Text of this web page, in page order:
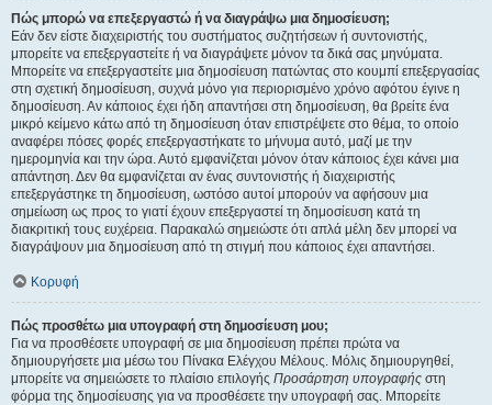
Πώς μπορώ να επεξεργαστώ ή να διαγράψω μια δημοσίευση;
Εάν δεν είστε διαχειριστής του συστήματος συζητήσεων ή συντονιστής,
μπορείτε να επεξεργαστείτε ή να διαγράψετε μόνον τα δικά σας μηνύματα.
Μπορείτε να επεξεργαστείτε μια δημοσίευση πατώντας στο κουμπί επεξεργασίας
στη σχετική δημοσίευση, συχνά μόνο για περιορισμένο χρόνο αφότου έγινε η
δημοσίευση. Αν κάποιος έχει ήδη απαντήσει στη δημοσίευση, θα βρείτε ένα
μικρό κείμενο κάτω από τη δημοσίευση όταν επιστρέψετε στο θέμα, το οποίο
αναφέρει πόσες φορές επεξεργαστήκατε το μήνυμα αυτό, μαζί με την
ημερομηνία και την ώρα. Αυτό εμφανίζεται μόνον όταν κάποιος έχει κάνει μια
απάντηση. Δεν θα εμφανίζεται αν ένας συντονιστής ή διαχειριστής
επεξεργάστηκε τη δημοσίευση, ωστόσο αυτοί μπορούν να αφήσουν μια
σημείωση ως προς το γιατί έχουν επεξεργαστεί τη δημοσίευση κατά τη
διακριτική τους ευχέρεια. Παρακαλώ σημειώστε ότι απλά μέλη δεν μπορεί να
διαγράψουν μια δημοσίευση από τη στιγμή που κάποιος έχει απαντήσει.
Κορυφή
Πώς προσθέτω μια υπογραφή στη δημοσίευση μου;
Για να προσθέσετε υπογραφή σε μια δημοσίευση πρέπει πρώτα να
δημιουργήσετε μια μέσω του Πίνακα Ελέγχου Μέλους. Μόλις δημιουργηθεί,
μπορείτε να σημειώσετε το πλαίσιο επιλογής Προσάρτηση υπογραφής στη
φόρμα της δημοσίευσης για να προσθέσετε την υπογραφή σας. Μπορείτε